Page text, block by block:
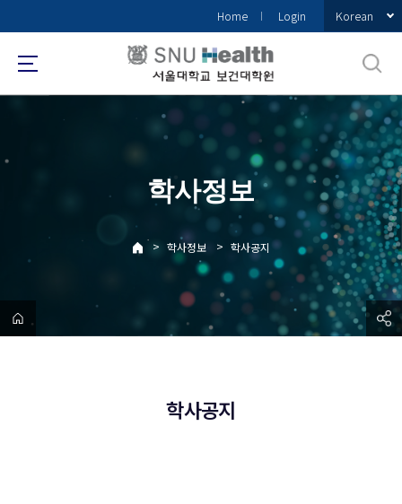
로
메
Home Login Korean
학사정보
> 학사정보 > 학사공지
학사공지